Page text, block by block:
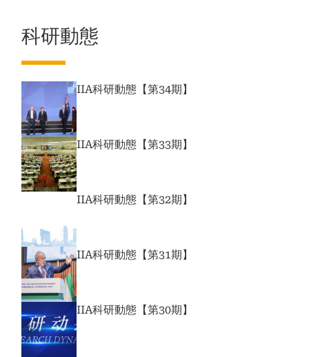
科研動態
IIA科研動態【第34期】
IIA科研動態【第33期】
IIA科研動態【第32期】
IIA科研動態【第31期】
IIA科研動態【第30期】